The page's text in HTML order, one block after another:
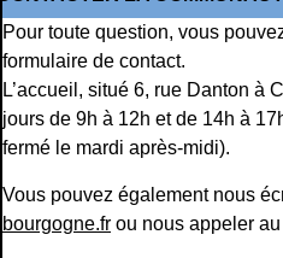
Pour toute question, vous
formulaire de contact.
L’accueil, situé 6, rue Danton à
jours de 9h à 12h et de 14h à
fermé le mardi après-midi).
Vous pouvez également nous
bourgogne.fr ou nous appeler